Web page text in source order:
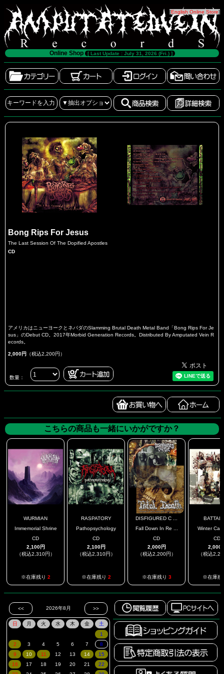
[English Online Store]
Online Shop [ Last Update : July 31, 2026 (Fri.) ]
Bong Rips For Jesus
The Last Session Of The Dopified Apostles
CD
アメリカはニューヨークとネバダのSlamming Brutal Death Metal Band「Bong Rips For Je
sus」のDebut CD。2017年Morbid Generation Records。Distributed By Amputated Vein R
ecords。
2,000円 （税込2,200円）
数量：
こちらの商品も一緒にいかがですか？
WURMIAN
Immemorial Shrine
CD
2,100円
（税込2,310円）
※在庫残り 2
RASPATORY
Pathopsychology
CD
2,100円
（税込2,310円）
※在庫残り 2
DISFIGURED C ...
Fall Down In Re ...
CD
2,000円
（税込2,200円）
※在庫残り 3
Winter
CD
2,000
（税込
※在庫残